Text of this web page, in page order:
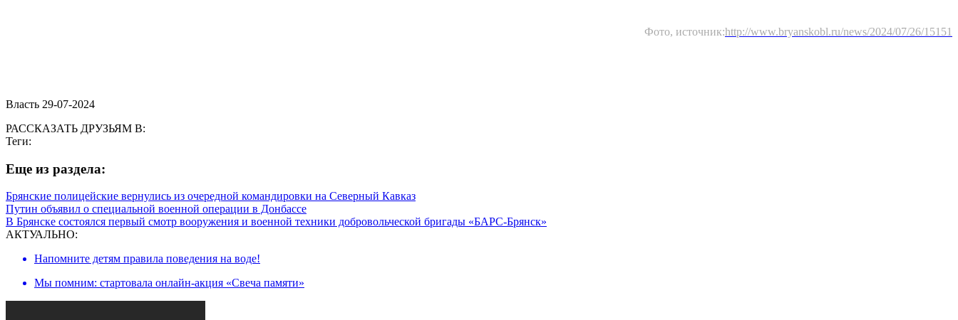
Фото, источник:http://www.bryanskobl.ru/news/2024/07/26/15151
Власть 29-07-2024
РАССКАЗАТЬ ДРУЗЬЯМ В:
Теги:
Eще из раздела:
Брянские полицейские вернулись из очередной командировки на Северный Кавказ
Путин объявил о специальной военной операции в Донбассе
В Брянске состоялся первый смотр вооружения и военной техники добровольческой бригады «БАРС-Брянск»
АКТУАЛЬНО:
Напомните детям правила поведения на воде!
Мы помним: стартовала онлайн-акция «Свеча памяти»